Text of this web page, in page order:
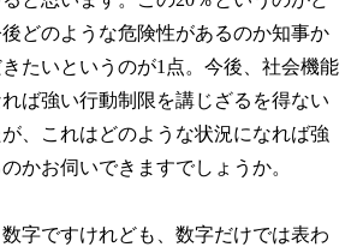
どのような危険性があるのか知事か
たいというのが1点。今後、社会機能
ば強い行動制限を講じざるを得ない
、これはどのような状況になれば強
かお伺いできますでしょうか。
字ですけれども、数字だけでは表わ